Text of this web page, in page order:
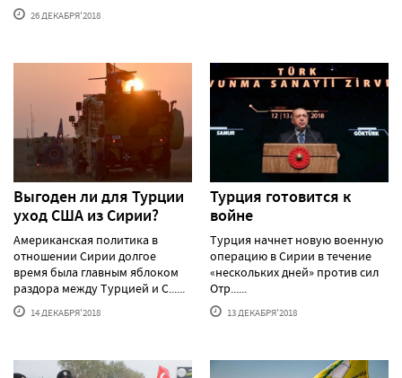
26 ДЕКАБРЯ'2018
Выгоден ли для Турции
уход США из Сирии?
Американская политика в
отношении Сирии долгое
время была главным яблоком
раздора между Турцией и С......
14 ДЕКАБРЯ'2018
Турция готовится к
войне
Турция начнет новую военную
операцию в Сирии в течение
«нескольких дней» против сил
Отр......
13 ДЕКАБРЯ'2018